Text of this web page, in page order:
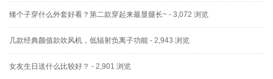
矮个子穿什么外套好看？第二款穿起来最显腿长~ - 3,072 浏览
几款经典颜值款吹风机，低辐射负离子功能 - 2,943 浏览
女友生日送什么比较好？ - 2,901 浏览